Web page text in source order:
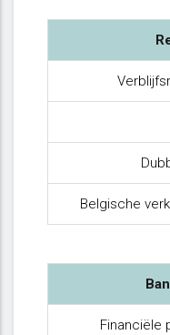
Belgische
Financiële